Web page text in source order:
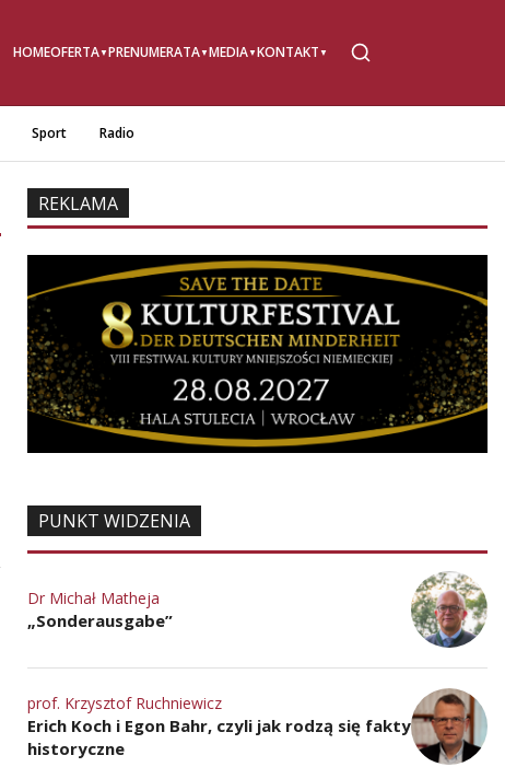
HOMEOFERTA PRENUMERATA MEDIA KONTAKT
Sport Radio
REKLAMA
PUNKT WIDZENIA
Dr Michał Matheja
„Sonderausgabe”
prof. Krzysztof Ruchniewicz
Erich Koch i Egon Bahr, czyli jak rodzą się fakty
historyczne